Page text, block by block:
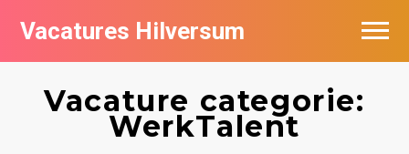
Vacatures Hilversum
Vacature categorie:
WerkTalent
Vacatures per bedrijf in Hilversum
De populairste vacatures in Hilversum